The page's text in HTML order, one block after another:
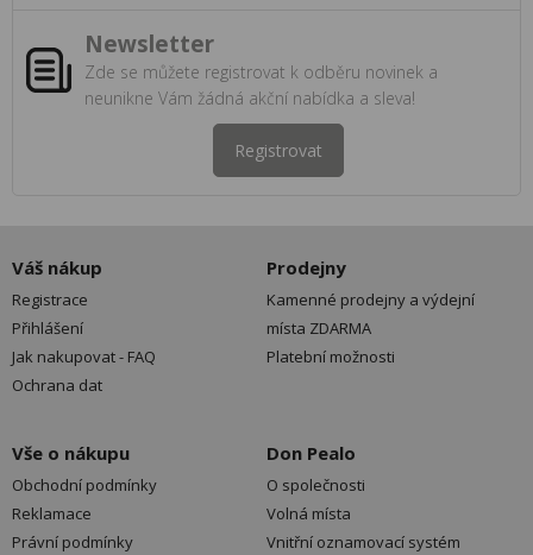
Newsletter
Zde se můžete registrovat k odběru novinek a
neunikne Vám žádná akční nabídka a sleva!
Registrovat
Váš nákup
Registrace
Přihlášení
Jak nakupovat - FAQ
Ochrana dat
Prodejny
Kamenné prodejny a výdejní
místa ZDARMA
Platební možnosti
Vše o nákupu
Obchodní podmínky
Reklamace
Právní podmínky
Don Pealo
O společnosti
Volná místa
Vnitřní oznamovací systém